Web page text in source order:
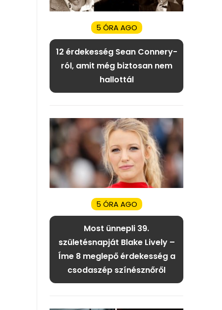
5 ÓRA AGO
12 érdekesség Sean Connery-
ról, amit még biztosan nem
hallottál
5 ÓRA AGO
Most ünnepli 39.
születésnapját Blake Lively –
Íme 8 meglepő érdekesség a
csodaszép színésznőről